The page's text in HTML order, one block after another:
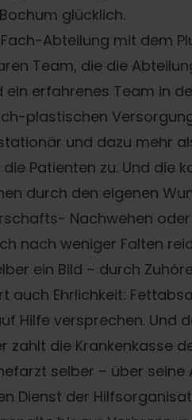
glücklich.
Abteilung mit dem
Team, die die
erfahrenes Team in
plastischen
und dazu mehr
Patienten zu. Und
durch den eigenen
Nachwehen
nach weniger Falten
ein Bild – durch
auch Ehrlichkeit:
Hilfe versprechen.
zahlt die Krankenkasse
selber – über
Dienst der